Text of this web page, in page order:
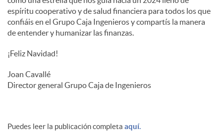
espíritu cooperativo y de salud financiera para todos los que
confiáis en el Grupo Caja Ingenieros y compartís la manera
de entender y humanizar las finanzas.
¡Feliz Navidad!
Joan Cavallé
Director general Grupo Caja de Ingenieros
Puedes leer la publicación completa aquí.